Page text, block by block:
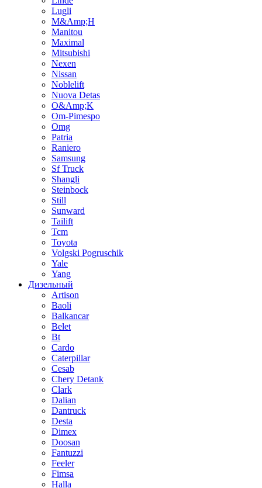
Lugli
M&Amp;H
Manitou
Maximal
Mitsubishi
Nexen
Nissan
Noblelift
Nuova Detas
O&Amp;K
Om-Pimespo
Omg
Patria
Raniero
Samsung
Sf Truck
Shangli
Steinbock
Still
Sunward
Tailift
Tcm
Toyota
Volgski Pogruschik
Yale
Yang
Дизельный
Artison
Baoli
Balkancar
Belet
Bt
Cardo
Caterpillar
Cesab
Chery Detank
Clark
Dalian
Dantruck
Desta
Dimex
Doosan
Fantuzzi
Feeler
Fimsa
Halla